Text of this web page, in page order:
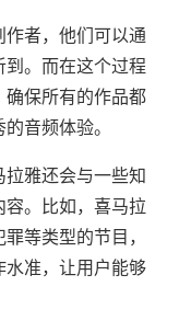
者，他们可以通
。而在这个过程
保所有的作品都
音频体验。
雅还会与一些知
。比如，喜马拉
等类型的节目，
准，让用户能够